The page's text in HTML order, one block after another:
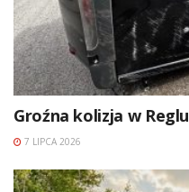
Groźna kolizja w Reglu
7 LIPCA 2026